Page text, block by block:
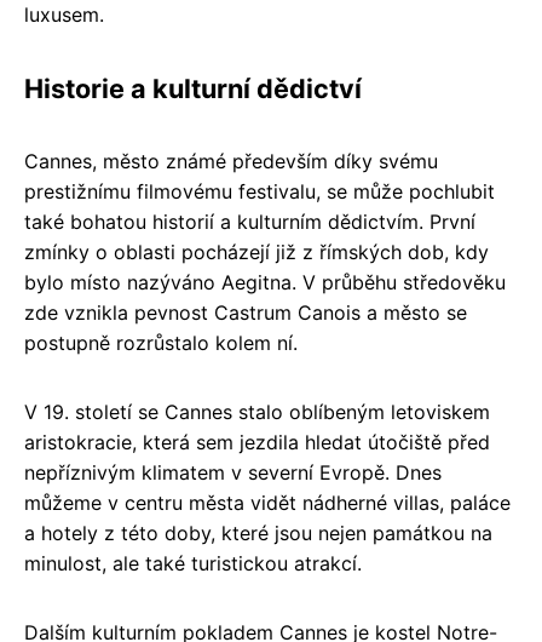
luxusem.
Historie a kulturní dědictví
Cannes, město známé především díky svému
prestižnímu filmovému festivalu, se může pochlubit
také bohatou historií a kulturním dědictvím. První
zmínky o oblasti pocházejí již z římských dob, kdy
bylo místo nazýváno Aegitna. V průběhu středověku
zde vznikla pevnost Castrum Canois a město se
postupně rozrůstalo kolem ní.
V 19. století se Cannes stalo oblíbeným letoviskem
aristokracie, která sem jezdila hledat útočiště před
nepříznivým klimatem v severní Evropě. Dnes
můžeme v centru města vidět nádherné villas, paláce
a hotely z této doby, které jsou nejen památkou na
minulost, ale také turistickou atrakcí.
Dalším kulturním pokladem Cannes je kostel Notre-